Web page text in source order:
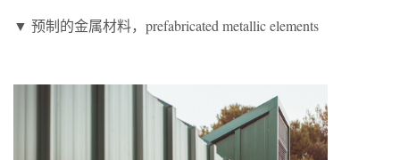
▼ 预制的金属材料，prefabricated metallic elements